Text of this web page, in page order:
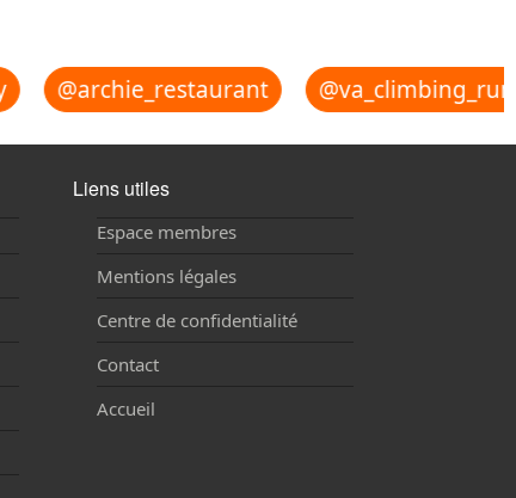
@archie_restaurant
Liens utiles
Espace membres
Mentions légales
Centre de confidentialité
Contact
Accueil